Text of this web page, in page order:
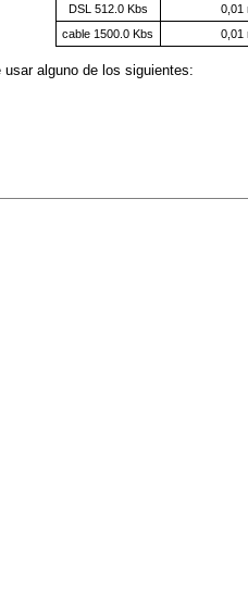
DSL 512.0 Kbs
0,01
cable 1500.0 Kbs
0,01
alguno de los siguientes: